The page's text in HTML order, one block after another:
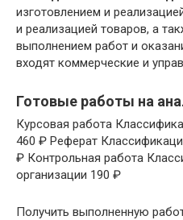
изготовлением и
и реализацией товаров, а
выполнением работ и
входят коммерческие и
Готовые работы на
Курсовая работа
460 ₽ Реферат
₽ Контрольная работа
организации 190 ₽
Получить выполненную